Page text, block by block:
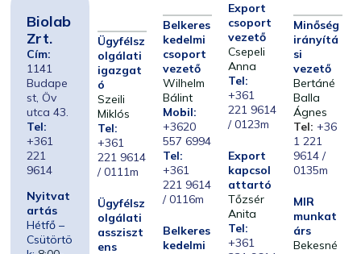
Biolab
Zrt.
Cím:
1141
Budape
st, Öv
utca 43.
Tel:
+361
221
9614
Nyitvat
artás
Hétfő –
Csütörtö
Ügyfélsz
olgálati
igazgat
ó
Szeili
Miklós
Tel:
+361
221 9614
/ 0111m
Ügyfélsz
olgálati
assziszt
ens
Belkeres
kedelmi
csoport
vezető
Wilhelm
Bálint
Mobil:
+3620
557 6994
Tel:
+361
221 9614
/ 0116m
Belkeres
kedelmi
Export
csoport
vezető
Csepeli
Anna
Tel:
+361
221 9614
/ 0123m
Export
kapcsol
attartó
Tőzsér
Anita
Tel:
+361
Minőség
irányítá
si
vezető
Bertáné
Balla
Ágnes
Tel: +36
1 221
9614 /
0135m
MIR
munkat
árs
Bekesné